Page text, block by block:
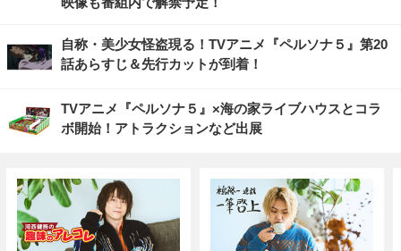
自称・美少女怪盗現る！TVアニメ『ペルソナ５』第20
話あらすじ＆先行カットが到着！
TVアニメ『ペルソナ５』×海の家ライブハウスとコラ
ボ開始！アトラクションなど出展